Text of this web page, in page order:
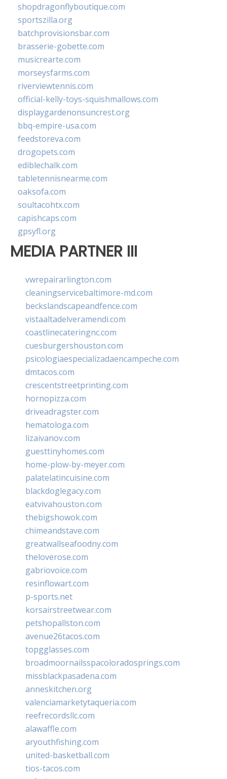
shopdragonflyboutique.com
sportszilla.org
batchprovisionsbar.com
brasserie-gobette.com
musicrearte.com
morseysfarms.com
riverviewtennis.com
official-kelly-toys-squishmallows.com
displaygardenonsuncrest.org
bbq-empire-usa.com
feedstoreva.com
drogopets.com
ediblechalk.com
tabletennisnearme.com
oaksofa.com
soultacohtx.com
capishcaps.com
gpsyfl.org
MEDIA PARTNER III
vwrepairarlington.com
cleaningservicebaltimore-md.com
beckslandscapeandfence.com
vistaaltadelveramendi.com
coastlinecateringnc.com
cuesburgershouston.com
psicologiaespecializadaencampeche.com
dmtacos.com
crescentstreetprinting.com
hornopizza.com
driveadragster.com
hematologa.com
lizaivanov.com
guesttinyhomes.com
home-plow-by-meyer.com
palatelatincuisine.com
blackdoglegacy.com
eatvivahouston.com
thebigshowok.com
chimeandstave.com
greatwallseafoodny.com
theloverose.com
gabriovoice.com
resinflowart.com
p-sports.net
korsairstreetwear.com
petshopallston.com
avenue26tacos.com
topgglasses.com
broadmoornailsspacoloradosprings.com
missblackpasadena.com
anneskitchen.org
valenciamarketytaqueria.com
reefrecordsllc.com
alawaffle.com
aryouthfishing.com
united-basketball.com
tios-tacos.com